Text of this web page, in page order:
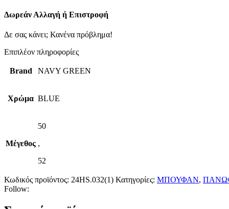
Δωρεάν Αλλαγή ή Επιστροφή
Δε σας κάνει; Κανένα πρόβλημα!
Επιπλέον πληροφορίες
Brand NAVY GREEN
Χρώμα BLUE
Μέγεθος
50
,
52
Κωδικός προϊόντος: 24HS.032(1) Κατηγορίες: ΜΠΟΥΦΑΝ,
Follow: